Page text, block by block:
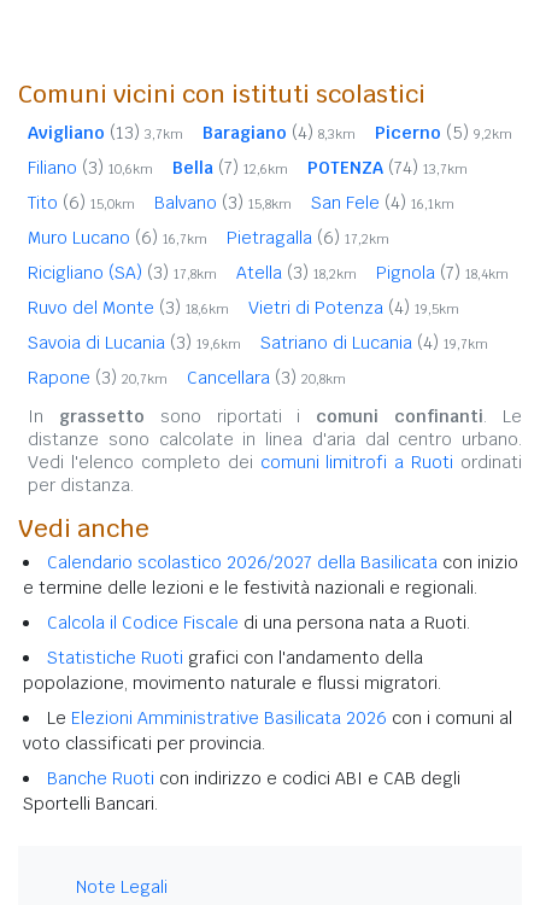
Comuni vicini con istituti scolastici
Avigliano (13) 3,7km Baragiano (4) 8,3km Picerno (5) 9,2km
Filiano (3) 10,6km Bella (7) 12,6km POTENZA (74) 13,7km
Tito (6) 15,0km Balvano (3) 15,8km San Fele (4) 16,1km
Muro Lucano (6) 16,7km Pietragalla (6) 17,2km
Ricigliano (SA) (3) 17,8km Atella (3) 18,2km Pignola (7) 18,4km
Ruvo del Monte (3) 18,6km Vietri di Potenza (4) 19,5km
Savoia di Lucania (3) 19,6km Satriano di Lucania (4) 19,7km
Rapone (3) 20,7km Cancellara (3) 20,8km
In grassetto sono riportati i comuni confinanti. Le
distanze sono calcolate in linea d'aria dal centro urbano.
Vedi l'elenco completo dei comuni limitrofi a Ruoti ordinati
per distanza.
Vedi anche
Calendario scolastico 2026/2027 della Basilicata con inizio
e termine delle lezioni e le festività nazionali e regionali.
Calcola il Codice Fiscale di una persona nata a Ruoti.
Statistiche Ruoti grafici con l'andamento della
popolazione, movimento naturale e flussi migratori.
Le Elezioni Amministrative Basilicata 2026 con i comuni al
voto classificati per provincia.
Banche Ruoti con indirizzo e codici ABI e CAB degli
Sportelli Bancari.
Note Legali